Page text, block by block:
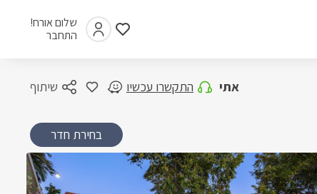
שלום אורח!
התחבר
שיתוף אתי התקשרו עכשיו
בחירת חדר